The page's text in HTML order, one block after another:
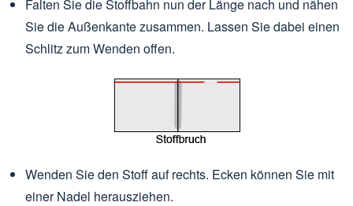
Falten Sie die Stoffbahn nun der Länge nach und nähen
Sie die Außenkante zusammen. Lassen Sie dabei einen
Schlitz zum Wenden offen.
Wenden Sie den Stoff auf rechts. Ecken können Sie mit
einer Nadel herausziehen.